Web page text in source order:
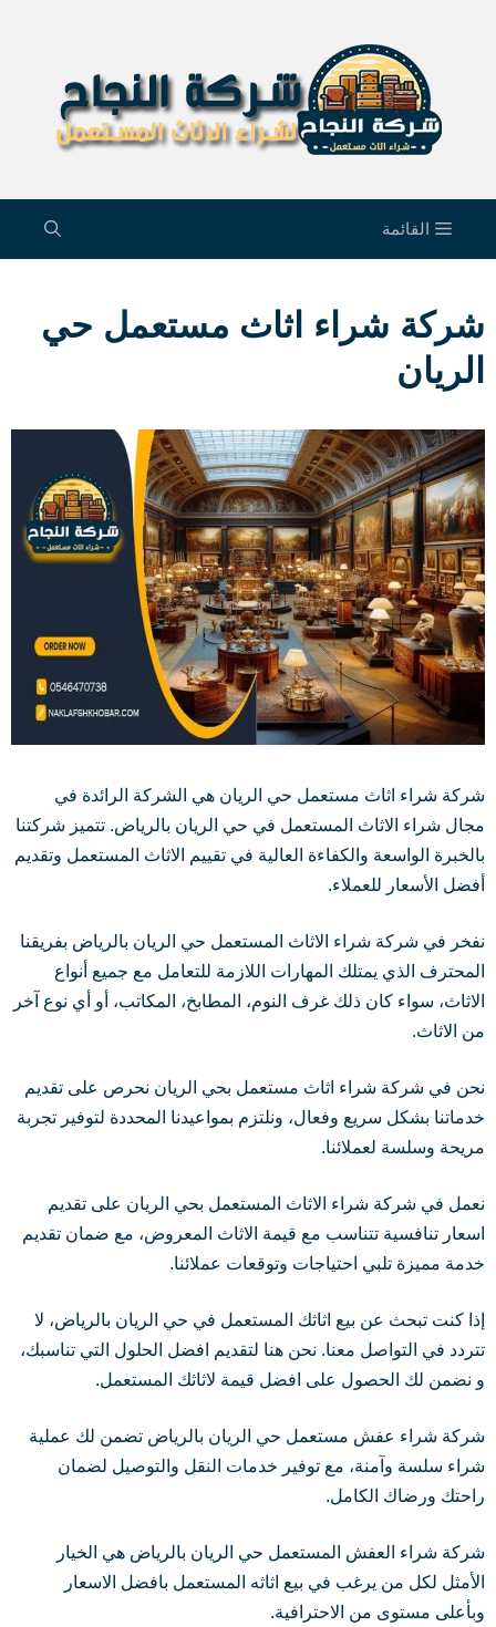
القائمة
شركة شراء اثاث مستعمل حي
الريان
شركة شراء اثاث مستعمل حي الريان هي الشركة الرائدة في
مجال شراء الاثاث المستعمل في حي الريان بالرياض. تتميز شركتنا
بالخبرة الواسعة والكفاءة العالية في تقييم الاثاث المستعمل وتقديم
أفضل الأسعار للعملاء.
نفخر في شركة شراء الاثاث المستعمل حي الريان بالرياض بفريقنا
المحترف الذي يمتلك المهارات اللازمة للتعامل مع جميع أنواع
الاثاث، سواء كان ذلك غرف النوم، المطابخ، المكاتب، أو أي نوع آخر
من الاثاث.
نحن في شركة شراء اثاث مستعمل بحي الريان نحرص على تقديم
خدماتنا بشكل سريع وفعال، ونلتزم بمواعيدنا المحددة لتوفير تجربة
مريحة وسلسة لعملائنا.
نعمل في شركة شراء الاثاث المستعمل بحي الريان على تقديم
اسعار تنافسية تتناسب مع قيمة الاثاث المعروض، مع ضمان تقديم
خدمة مميزة تلبي احتياجات وتوقعات عملائنا.
إذا كنت تبحث عن بيع اثاثك المستعمل في حي الريان بالرياض، لا
تتردد في التواصل معنا. نحن هنا لتقديم افضل الحلول التي تناسبك،
و نضمن لك الحصول على افضل قيمة لاثاثك المستعمل.
شركة شراء عفش مستعمل حي الريان بالرياض تضمن لك عملية
شراء سلسة وآمنة، مع توفير خدمات النقل والتوصيل لضمان
راحتك ورضاك الكامل.
شركة شراء العفش المستعمل حي الريان بالرياض هي الخيار
الأمثل لكل من يرغب في بيع اثاثه المستعمل بافضل الاسعار
وبأعلى مستوى من الاحترافية.